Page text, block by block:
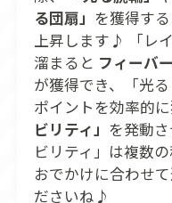
る団扇」 を獲得す
上昇します♪ 「レ
溜まると フィーバ
が獲得でき、「光
ポイントを効率的
ビリティ」 を発動
ビリティ」は複数
おでかけに合わせ
ださいね♪